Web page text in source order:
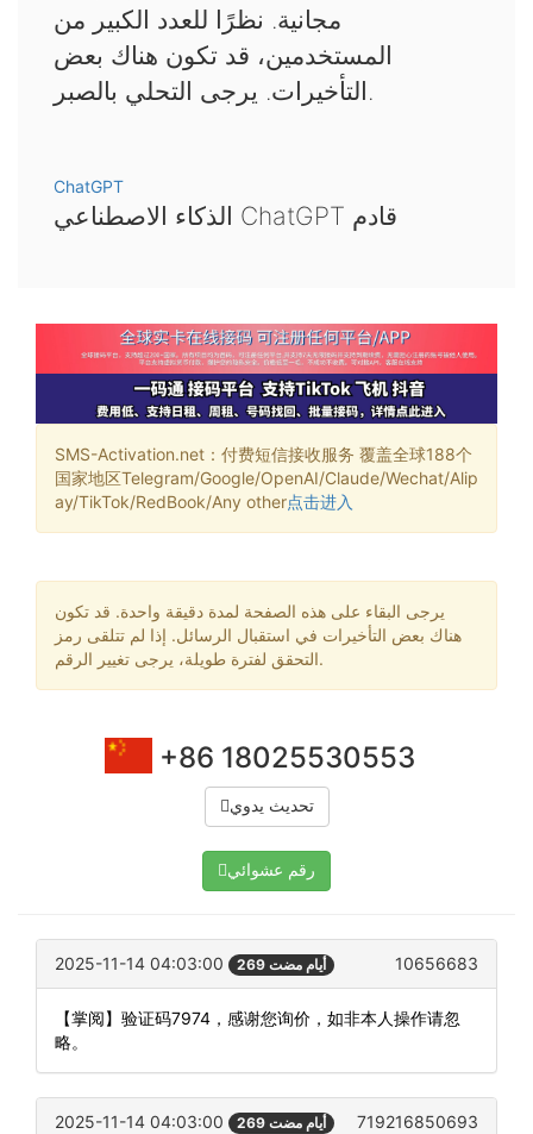
مجانية. نظرًا للعدد الكبير من
المستخدمين، قد تكون هناك بعض
التأخيرات. يرجى التحلي بالصبر.
ChatGPT
الذكاء الاصطناعي ChatGPT قادم
SMS-Activation.net：付费短信接收服务 覆盖全球188个
国家地区Telegram/Google/OpenAI/Claude/Wechat/Alip
ay/TikTok/RedBook/Any other点击进入
يرجى البقاء على هذه الصفحة لمدة دقيقة واحدة. قد تكون
هناك بعض التأخيرات في استقبال الرسائل. إذا لم تتلقى رمز
التحقق لفترة طويلة، يرجى تغيير الرقم.
+86 18025530553
تحديث يدوي
رقم عشوائي
2025-11-14 04:03:00 269 أيام مضت 10656683
【掌阅】验证码7974，感谢您询价，如非本人操作请忽
略。
2025-11-14 04:03:00 269 أيام مضت 719216850693